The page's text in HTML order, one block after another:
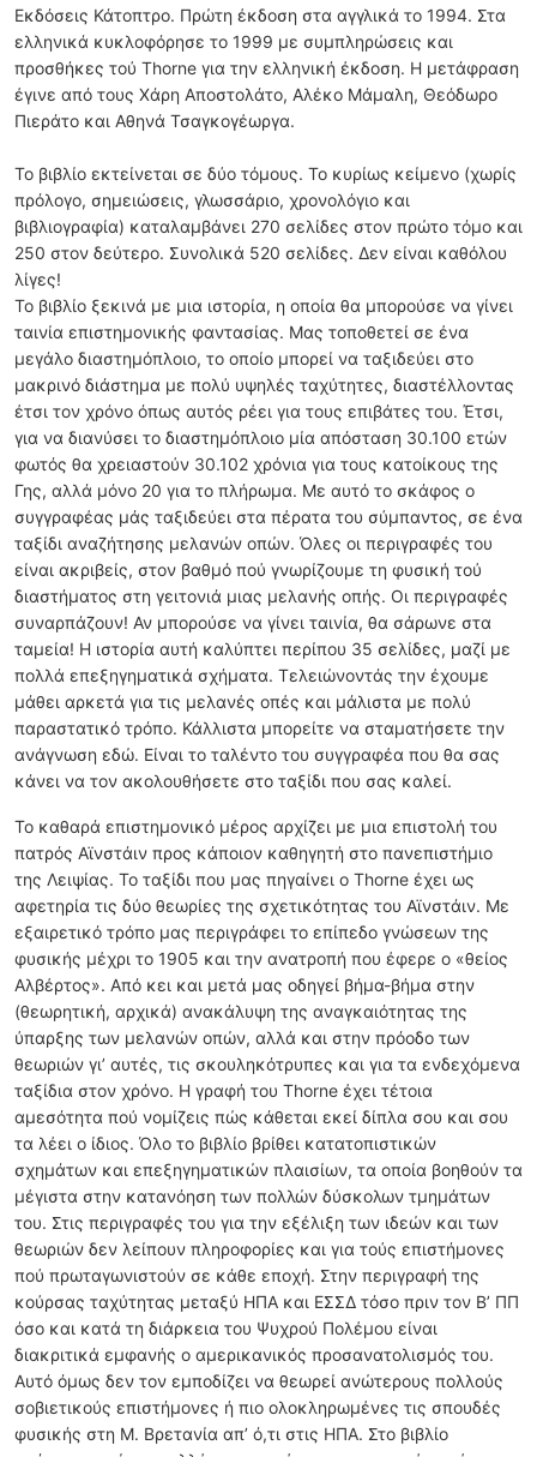
Εκδόσεις Κάτοπτρο. Πρώτη έκδοση στα αγγλικά το 1994. Στα
ελληνικά κυκλοφόρησε το 1999 με συμπληρώσεις και
προσθήκες τού Thorne για την ελληνική έκδοση. Η μετάφραση
έγινε από τους Χάρη Αποστολάτο, Αλέκο Μάμαλη, Θεόδωρο
Πιεράτο και Αθηνά Τσαγκογέωργα.
Το βιβλίο εκτείνεται σε δύο τόμους. Το κυρίως κείμενο (χωρίς
πρόλογο, σημειώσεις, γλωσσάριο, χρονολόγιο και
βιβλιογραφία) καταλαμβάνει 270 σελίδες στον πρώτο τόμο και
250 στον δεύτερο. Συνολικά 520 σελίδες. Δεν είναι καθόλου
λίγες!
Το βιβλίο ξεκινά με μια ιστορία, η οποία θα μπορούσε να γίνει
ταινία επιστημονικής φαντασίας. Μας τοποθετεί σε ένα
μεγάλο διαστημόπλοιο, το οποίο μπορεί να ταξιδεύει στο
μακρινό διάστημα με πολύ υψηλές ταχύτητες, διαστέλλοντας
έτσι τον χρόνο όπως αυτός ρέει για τους επιβάτες του. Έτσι,
για να διανύσει το διαστημόπλοιο μία απόσταση 30.100 ετών
φωτός θα χρειαστούν 30.102 χρόνια για τους κατοίκους της
Γης, αλλά μόνο 20 για το πλήρωμα. Με αυτό το σκάφος ο
συγγραφέας μάς ταξιδεύει στα πέρατα του σύμπαντος, σε ένα
ταξίδι αναζήτησης μελανών οπών. Όλες οι περιγραφές του
είναι ακριβείς, στον βαθμό πού γνωρίζουμε τη φυσική τού
διαστήματος στη γειτονιά μιας μελανής οπής. Οι περιγραφές
συναρπάζουν! Αν μπορούσε να γίνει ταινία, θα σάρωνε στα
ταμεία! Η ιστορία αυτή καλύπτει περίπου 35 σελίδες, μαζί με
πολλά επεξηγηματικά σχήματα. Τελειώνοντάς την έχουμε
μάθει αρκετά για τις μελανές οπές και μάλιστα με πολύ
παραστατικό τρόπο. Κάλλιστα μπορείτε να σταματήσετε την
ανάγνωση εδώ. Είναι το ταλέντο του συγγραφέα που θα σας
κάνει να τον ακολουθήσετε στο ταξίδι που σας καλεί.
Το καθαρά επιστημονικό μέρος αρχίζει με μια επιστολή του
πατρός Αϊνστάιν προς κάποιον καθηγητή στο πανεπιστήμιο
της Λειψίας. Το ταξίδι που μας πηγαίνει ο Thorne έχει ως
αφετηρία τις δύο θεωρίες της σχετικότητας του Αϊνστάιν. Με
εξαιρετικό τρόπο μας περιγράφει το επίπεδο γνώσεων της
φυσικής μέχρι το 1905 και την ανατροπή που έφερε ο «θείος
Αλβέρτος». Από κει και μετά μας οδηγεί βήμα-βήμα στην
(θεωρητική, αρχικά) ανακάλυψη της αναγκαιότητας της
ύπαρξης των μελανών οπών, αλλά και στην πρόοδο των
θεωριών γι’ αυτές, τις σκουληκότρυπες και για τα ενδεχόμενα
ταξίδια στον χρόνο. Η γραφή του Thorne έχει τέτοια
αμεσότητα πού νομίζεις πώς κάθεται εκεί δίπλα σου και σου
τα λέει ο ίδιος. Όλο το βιβλίο βρίθει κατατοπιστικών
σχημάτων και επεξηγηματικών πλαισίων, τα οποία βοηθούν τα
μέγιστα στην κατανόηση των πολλών δύσκολων τμημάτων
του. Στις περιγραφές του για την εξέλιξη των ιδεών και των
θεωριών δεν λείπουν πληροφορίες και για τούς επιστήμονες
πού πρωταγωνιστούν σε κάθε εποχή. Στην περιγραφή της
κούρσας ταχύτητας μεταξύ ΗΠΑ και ΕΣΣΔ τόσο πριν τον Β’ ΠΠ
όσο και κατά τη διάρκεια του Ψυχρού Πολέμου είναι
διακριτικά εμφανής ο αμερικανικός προσανατολισμός του.
Αυτό όμως δεν τον εμποδίζει να θεωρεί ανώτερους πολλούς
σοβιετικούς επιστήμονες ή πιο ολοκληρωμένες τις σπουδές
φυσικής στη Μ. Βρετανία απ’ ό,τι στις ΗΠΑ. Στο βιβλίο